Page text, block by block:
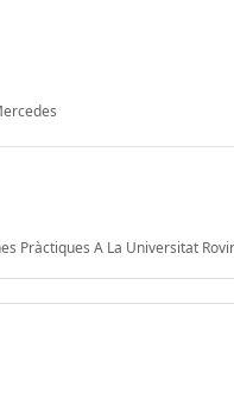
Pràctiques A La Universitat